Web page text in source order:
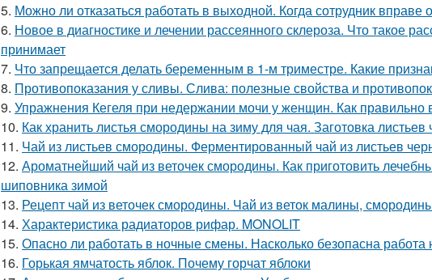
5. Можно ли отказаться работать в выходной. Когда сотрудник вправе
6. Новое в диагностике и лечении рассеянного склероза. Что такое
принимает
7. Что запрещается делать беременным в 1-м триместре. Какие
8. Противопоказания у сливы. Слива: полезные свойства и
9. Упражнения Кегеля при недержании мочи у женщин. Как правильно
10. Как хранить листья смородины на зиму для чая. Заготовка
11. Чай из листьев смородины. Ферментированный чай из листьев
12. Ароматнейший чай из веточек смородины. Как приготовить
шиповника зимой
13. Рецепт чай из веточек смородины. Чай из веток малины,
14. Характеристика радиаторов рифар. MONOLIT
15. Опасно ли работать в ночные смены. Насколько безопасна работа
16. Горькая ямчатость яблок. Почему горчат яблоки